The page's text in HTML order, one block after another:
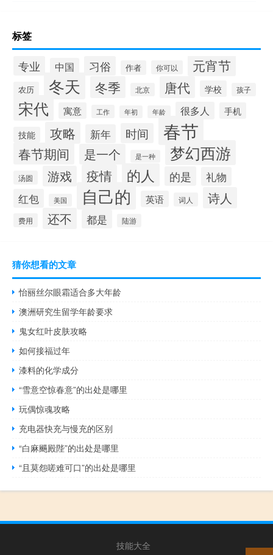
标签
专业 中国 习俗 作者 你可以 元宵节
农历 冬天 冬季 北京 唐代 学校 孩子
宋代 寓意 工作 年初 年龄 很多人 手机
技能 攻略 新年 时间 春节
春节期间 是一个 是一种 梦幻西游
汤圆 游戏 疫情 的人 的是
礼物
红包
美国 自己的 英语 词人 诗人
费用 还不 都是 陆游
猜你想看的文章
怡丽丝尔眼霜适合多大年龄
澳洲研究生留学年龄要求
鬼女红叶皮肤攻略
如何接福过年
漆料的化学成分
“雪意空惊春意”的出处是哪里
玩偶惊魂攻略
充电器快充与慢充的区别
“白麻颺殿陛”的出处是哪里
“且莫怨嗟难可口”的出处是哪里
技能大全